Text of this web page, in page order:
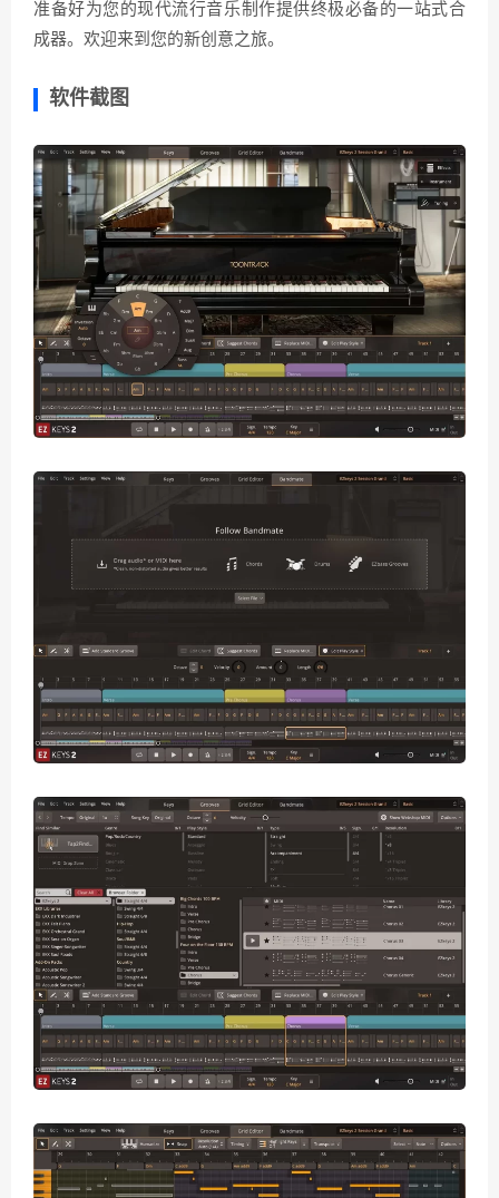
准备好为您的现代流行音乐制作提供终极必备的一站式合
成器。欢迎来到您的新创意之旅。
软件截图